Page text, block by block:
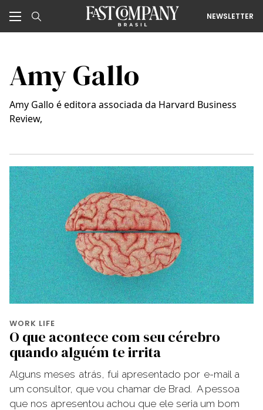
NEWSLETTER
Amy Gallo
Amy Gallo é editora associada da Harvard Business
Review,
WORK LIFE
O que acontece com seu cérebro
quando alguém te irrita
Alguns meses atrás, fui apresentado por e-mail a
um consultor, que vou chamar de Brad. A pessoa
que nos apresentou achou que ele seria um bom